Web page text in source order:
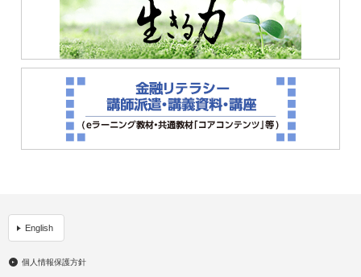
English
個人情報保護方針